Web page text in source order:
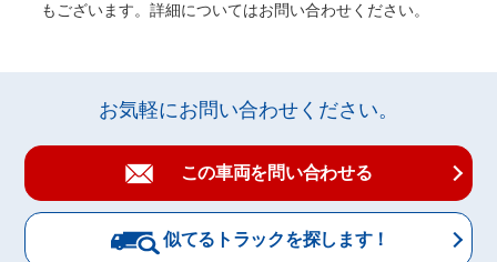
もございます。詳細についてはお問い合わせください。
お気軽にお問い合わせください。
この車両を問い合わせる
似てるトラックを探します！